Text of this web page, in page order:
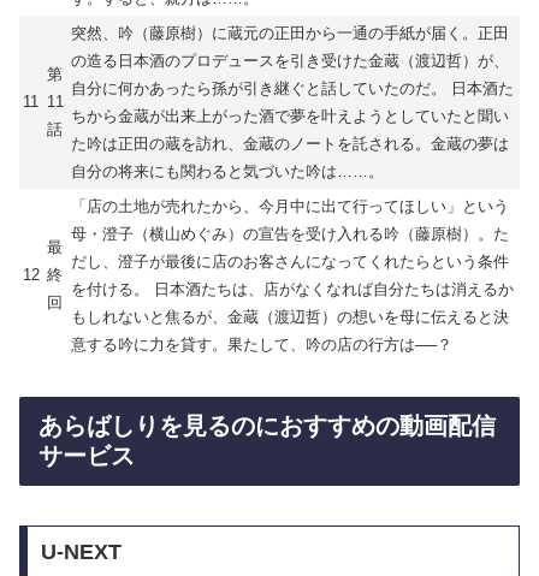
11
第
11
話
突然、吟（藤原樹）に蔵元の正田から一通の手紙が届く。正田
の造る日本酒のプロデュースを引き受けた金蔵（渡辺哲）が、
自分に何かあったら孫が引き継ぐと話していたのだ。 日本酒た
ちから金蔵が出来上がった酒で夢を叶えようとしていたと聞い
た吟は正田の蔵を訪れ、金蔵のノートを託される。金蔵の夢は
自分の将来にも関わると気づいた吟は……。
12
最
終
回
「店の土地が売れたから、今月中に出て行ってほしい」という
母・澄子（横山めぐみ）の宣告を受け入れる吟（藤原樹）。た
だし、澄子が最後に店のお客さんになってくれたらという条件
を付ける。 日本酒たちは、店がなくなれば自分たちは消えるか
もしれないと焦るが、金蔵（渡辺哲）の想いを母に伝えると決
意する吟に力を貸す。果たして、吟の店の行方は──？
あらばしりを見るのにおすすめの動画配信
サービス
U-NEXT